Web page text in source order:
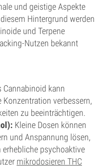
und geistige Aspekte
Hintergrund werden
und Terpene
Nutzen bekannt
Cannabinoid kann
verbessern,
zu beeinträchtigen.
Kleine Dosen können
und Anspannung lösen,
psychoaktive
mikrodosieren THC